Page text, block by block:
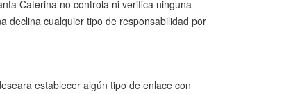
Caterina no controla ni verifica ninguna
declina cualquier tipo de responsabilidad por
establecer algún tipo de enlace con